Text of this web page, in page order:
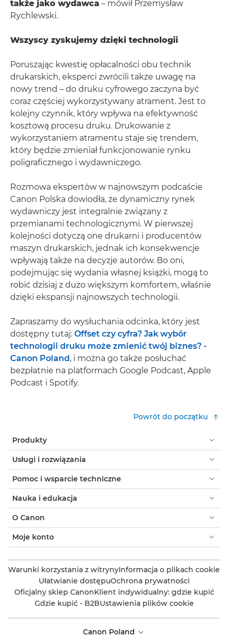
także jako wydawca – mówił Przemysław
Rychlewski.
Wszyscy zyskujemy dzięki technologii
Poruszając kwestię opłacalności obu technik
drukarskich, eksperci zwrócili także uwagę na
nowy trend – do druku cyfrowego zaczyna być
coraz częściej wykorzystywany atrament. Jest to
kolejny czynnik, który wpływa na efektywność
kosztową procesu druku. Drukowanie z
wykorzystaniem atramentu staje się trendem,
który będzie zmieniał funkcjonowanie rynku
poligraficznego i wydawniczego.
Rozmowa ekspertów w najnowszym podcaście
Canon Polska dowiodła, że dynamiczny rynek
wydawniczy jest integralnie związany z
przemianami technologicznymi. W pierwszej
kolejności dotyczą one drukarni i producentów
maszyn drukarskich, jednak ich konsekwencje
wpływają także na decyzje autorów. Bo oni,
podejmując się wydania własnej książki, mogą to
robić dzisiaj z dużo większym komfortem, właśnie
dzięki ekspansji najnowszych technologii.
Zapraszamy do wysłuchania odcinka, który jest
dostępny tutaj: Offset czy cyfra? Jak wybór
technologii druku może zmienić twój biznes? -
Canon Poland, i można go także posłuchać
bezpłatnie na platformach Google Podcast, Apple
Podcast i Spotify.
Powrót do początku
Produkty
Usługi i rozwiązania
Pomoc i wsparcie techniczne
Nauka i edukacja
O Canon
Moje konto
Warunki korzystania z witrynyInformacja o plikach cookie
Ułatwianie dostępuOchrona prywatności
Oficjalny sklep CanonKlient indywidualny: gdzie kupić
Gdzie kupić - B2BUstawienia plików cookie
Canon Poland